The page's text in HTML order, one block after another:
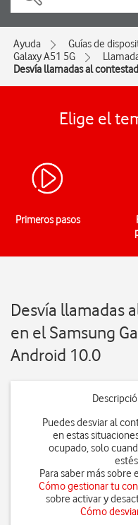
Ayuda Guías de
Galaxy A51 5G
Desvía llamadas al
Elige el
Primeros pasos
Desvía llamadas
en el Samsung
Android 10.0
Puedes desviar al
en estas
ocupado, solo
Para saber más
Cómo gestionar tu
sobre activar y
Cómo